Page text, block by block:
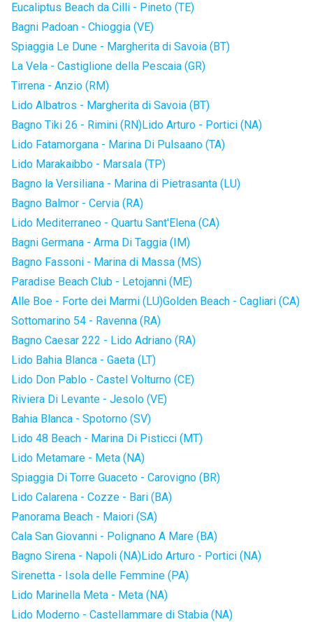
Eucaliptus Beach da Cilli - Pineto (TE)
Bagni Padoan - Chioggia (VE)
Spiaggia Le Dune - Margherita di Savoia (BT)
La Vela - Castiglione della Pescaia (GR)
Tirrena - Anzio (RM)
Lido Albatros - Margherita di Savoia (BT)
Bagno Tiki 26 - Rimini (RN)Lido Arturo - Portici (NA)
Lido Fatamorgana - Marina Di Pulsaano (TA)
Lido Marakaibbo - Marsala (TP)
Bagno la Versiliana - Marina di Pietrasanta (LU)
Bagno Balmor - Cervia (RA)
Lido Mediterraneo - Quartu Sant'Elena (CA)
Bagni Germana - Arma Di Taggia (IM)
Bagno Fassoni - Marina di Massa (MS)
Paradise Beach Club - Letojanni (ME)
Alle Boe - Forte dei Marmi (LU)Golden Beach - Cagliari (CA)
Sottomarino 54 - Ravenna (RA)
Bagno Caesar 222 - Lido Adriano (RA)
Lido Bahia Blanca - Gaeta (LT)
Lido Don Pablo - Castel Volturno (CE)
Riviera Di Levante - Jesolo (VE)
Bahia Blanca - Spotorno (SV)
Lido 48 Beach - Marina Di Pisticci (MT)
Lido Metamare - Meta (NA)
Spiaggia Di Torre Guaceto - Carovigno (BR)
Lido Calarena - Cozze - Bari (BA)
Panorama Beach - Maiori (SA)
Cala San Giovanni - Polignano A Mare (BA)
Bagno Sirena - Napoli (NA)Lido Arturo - Portici (NA)
Sirenetta - Isola delle Femmine (PA)
Lido Marinella Meta - Meta (NA)
Lido Moderno - Castellammare di Stabia (NA)